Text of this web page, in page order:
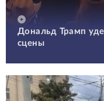
Дональд Трамп
сцены